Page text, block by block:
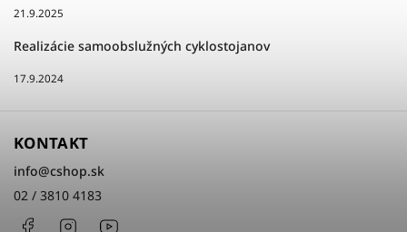
21.9.2025
Realizácie samoobslužných cyklostojanov
17.9.2024
KONTAKT
info@cshop.sk
02 / 3810 4183
FacebookInstagram